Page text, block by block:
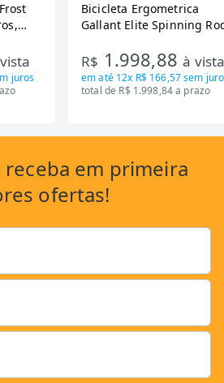
juros
Bicicleta Ergometrica
Gallant Elite Spinning
Mecanica GSB13HBTA-PT
R$ 1.998,88à
em até 12x R$ 166,57sem
total de R$ 1.998,84 a prazo
receba em primeira
ofertas!